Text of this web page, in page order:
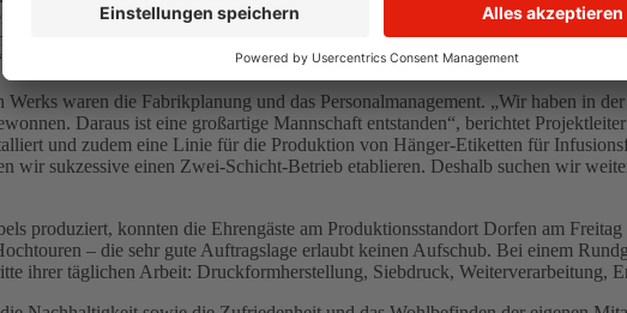
solide geplant und professionell hochzufahren. In der Endausbaustufe werden
Bürgermeister Heinz Grundner sieht allen Grund zur Freude: „Wir freuen uns
waren die Fabrikplanung und das Personalmanagement. „Wir haben in
Daraus ist eine großartige Mannschaft entstanden“, berichtet
und zudem eine Linie für die Produktion von Hänger-Etiketten für
wir sukzessive einen Zwei-Schicht-Betrieb etablieren. Deshalb suchen wir
produziert, konnten die Ehrengäste am Produktionsstandort Dorfen am
– die sehr gute Auftragslage erlaubt keinen Aufschub. Bei einem
ihrer täglichen Arbeit: Druckformherstellung, Siebdruck, Weiterverarbeitung,